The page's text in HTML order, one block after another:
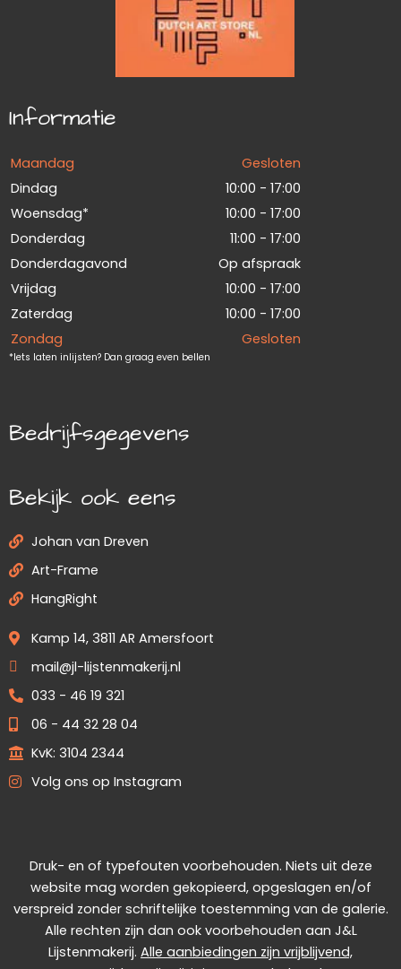
Informatie
Maandag
Gesloten
Dindag
10:00 - 17:00
Woensdag*
10:00 - 17:00
Donderdag
11:00 - 17:00
Donderdagavond
Op afspraak
Vrijdag
10:00 - 17:00
Zaterdag
10:00 - 17:00
Zondag
Gesloten
*Iets laten inlijsten? Dan graag even bellen
Bedrijfsgegevens
Bekijk ook eens
Johan van Dreven
Art-Frame
HangRight
Kamp 14, 3811 AR Amersfoort
mail@jl-lijstenmakerij.nl
033 - 46 19 321
06 - 44 32 28 04
KvK: 3104 2344
Volg ons op Instagram
Druk- en of typefouten voorbehouden. Niets uit deze
website mag worden gekopieerd, opgeslagen en/of
verspreid zonder schriftelijke toestemming van de galerie.
Alle rechten zijn dan ook voorbehouden aan J&L
Lijstenmakerij. Alle aanbiedingen zijn vrijblijvend,